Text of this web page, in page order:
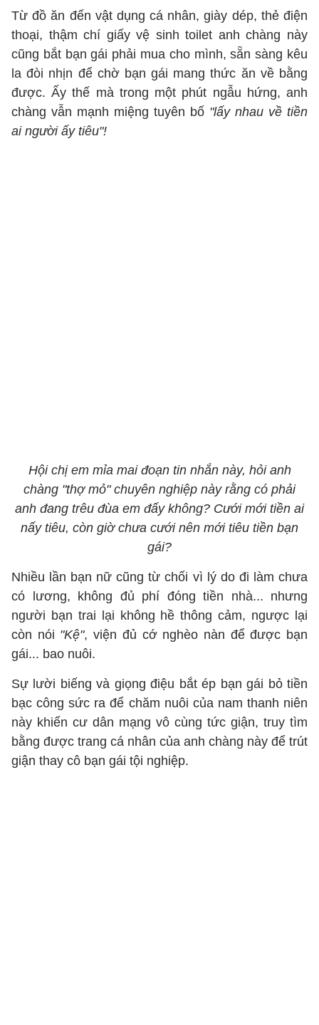
Từ đồ ăn đến vật dụng cá nhân, giày dép, thẻ điện
thoại, thậm chí giấy vệ sinh toilet anh chàng này
cũng bắt bạn gái phải mua cho mình, sẵn sàng kêu
la đòi nhịn để chờ bạn gái mang thức ăn về bằng
được. Ấy thế mà trong một phút ngẫu hứng, anh
chàng vẫn mạnh miệng tuyên bố "lấy nhau về tiền
ai người ấy tiêu"!
Hội chị em mỉa mai đoạn tin nhắn này, hỏi anh
chàng "thợ mỏ" chuyên nghiệp này rằng có phải
anh đang trêu đùa em đấy không? Cưới mới tiền ai
nấy tiêu, còn giờ chưa cưới nên mới tiêu tiền bạn
gái?
Nhiều lần bạn nữ cũng từ chối vì lý do đi làm chưa
có lương, không đủ phí đóng tiền nhà... nhưng
người bạn trai lại không hề thông cảm, ngược lại
còn nói "Kệ", viện đủ cớ nghèo nàn để được bạn
gái... bao nuôi.
Sự lười biếng và giọng điệu bắt ép bạn gái bỏ tiền
bạc công sức ra để chăm nuôi của nam thanh niên
này khiến cư dân mạng vô cùng tức giận, truy tìm
bằng được trang cá nhân của anh chàng này để trút
giận thay cô bạn gái tội nghiệp.